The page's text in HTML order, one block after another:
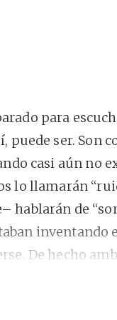
para
puede ser. Son
casi aún no
lo llamarán
hablarán de
De hecho